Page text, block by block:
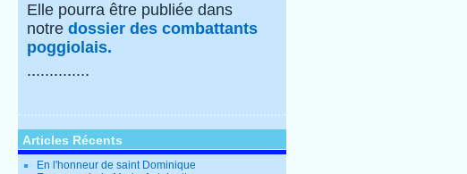
Elle pourra être publiée dans
notre dossier des combattants
poggiolais.
..............
Articles Récents
En l'honneur de saint Dominique